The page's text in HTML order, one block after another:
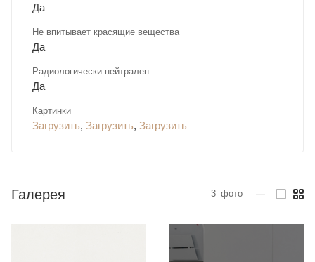
Да
Не впитывает красящие вещества
Да
Радиологически нейтрален
Да
Картинки
Загрузить, Загрузить, Загрузить
Галерея 3 фото